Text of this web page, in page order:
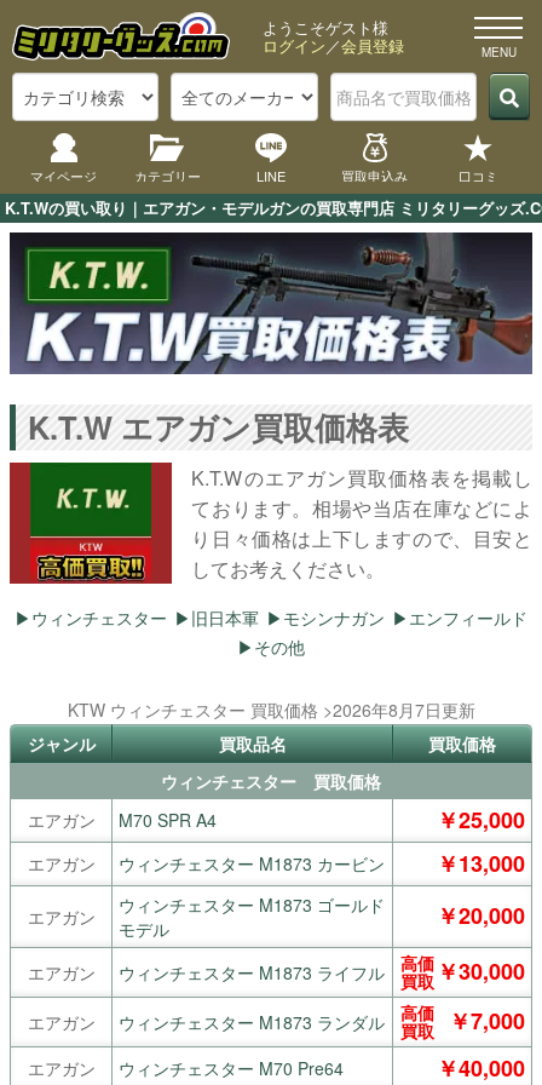
K.T.Wの買い取り｜エアガン・モデルガンの買取専門店 ミリタリーグッズ
ようこそゲスト様
ログイン／会員登録
マイページ カテゴリー LINE 買取申込み 口コミ
K.T.W エアガン買取価格表
K.T.Wのエアガン買取価格表を掲載し
ております。相場や当店在庫などによ
り日々価格は上下しますので、目安と
してお考えください。
ウィンチェスター 旧日本軍 モシンナガン
エンフィールド
その他
KTW ウィンチェスター 買取価格 >2026年8月7日更新
ジャンル
買取品名
買取価格
ウィンチェスター 買取価格
エアガン
M70 SPR A4 ￥25,000
エアガン ウィンチェスター M1873 カービン ￥13,000
エアガン
ウィンチェスター M1873 ゴールド
モデル
￥20,000
エアガン ウィンチェスター M1873 ライフル 高価
買取 ￥30,000
エアガン ウィンチェスター M1873 ランダル 高価
買取 ￥7,000
エアガン ウィンチェスター M70 Pre64 ￥40,000